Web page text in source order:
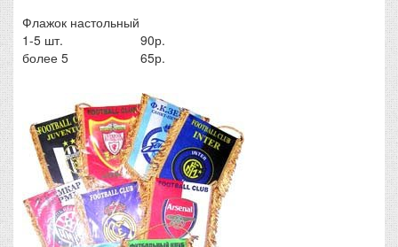
Флажок настольный
1-5 шт.
90р.
более 5
65р.